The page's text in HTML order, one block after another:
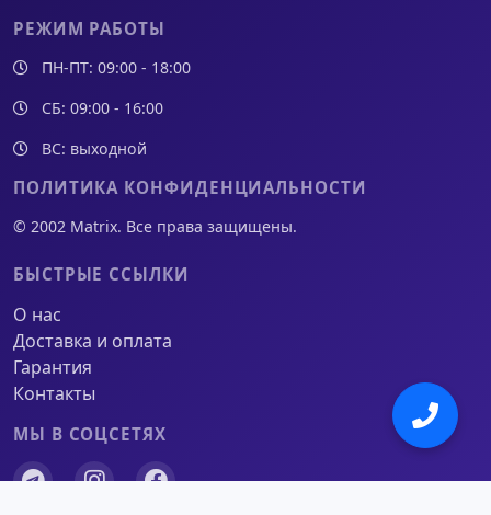
РЕЖИМ РАБОТЫ
ПН-ПТ: 09:00 - 18:00
СБ: 09:00 - 16:00
ВС: выходной
ПОЛИТИКА КОНФИДЕНЦИАЛЬНОСТИ
© 2002 Matrix. Все права защищены.
БЫСТРЫЕ ССЫЛКИ
О нас
Доставка и оплата
Гарантия
Контакты
МЫ В СОЦСЕТЯХ